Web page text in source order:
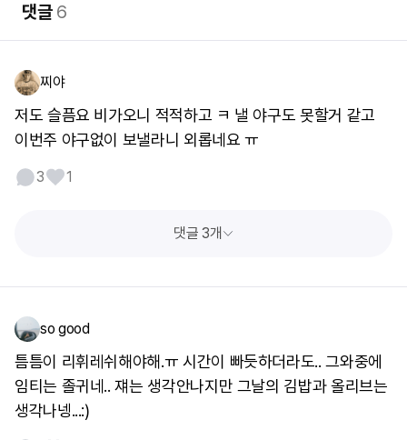
댓글6
찌야
저도 슬픔요 비가오니 적적하고 ㅋ 낼 야구도 못할거 같고
이번주 야구없이 보낼라니 외롭네요 ㅠ
3 1
댓글 3개
so good
틈틈이 리휘레쉬해야해.ㅠ 시간이 빠듯하더라도.. 그와중에
임티는 졸귀네.. 쟤는 생각안나지만 그날의 김밥과 올리브는
생각나넹...:)